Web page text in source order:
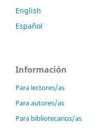
English
Español
Información
Para lectores/as
Para autores/as
Para bibliotecarios/as